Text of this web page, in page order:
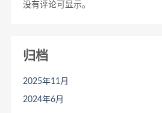
没有评论可显示。
归档
2025年11月
2024年6月